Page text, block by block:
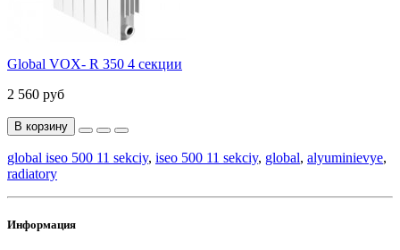
Global VOX- R 350 4 секции
2 560 руб
В корзину
global iseo 500 11 sekciy, iseo 500 11 sekciy, global, alyuminievye,
radiatory
Информация